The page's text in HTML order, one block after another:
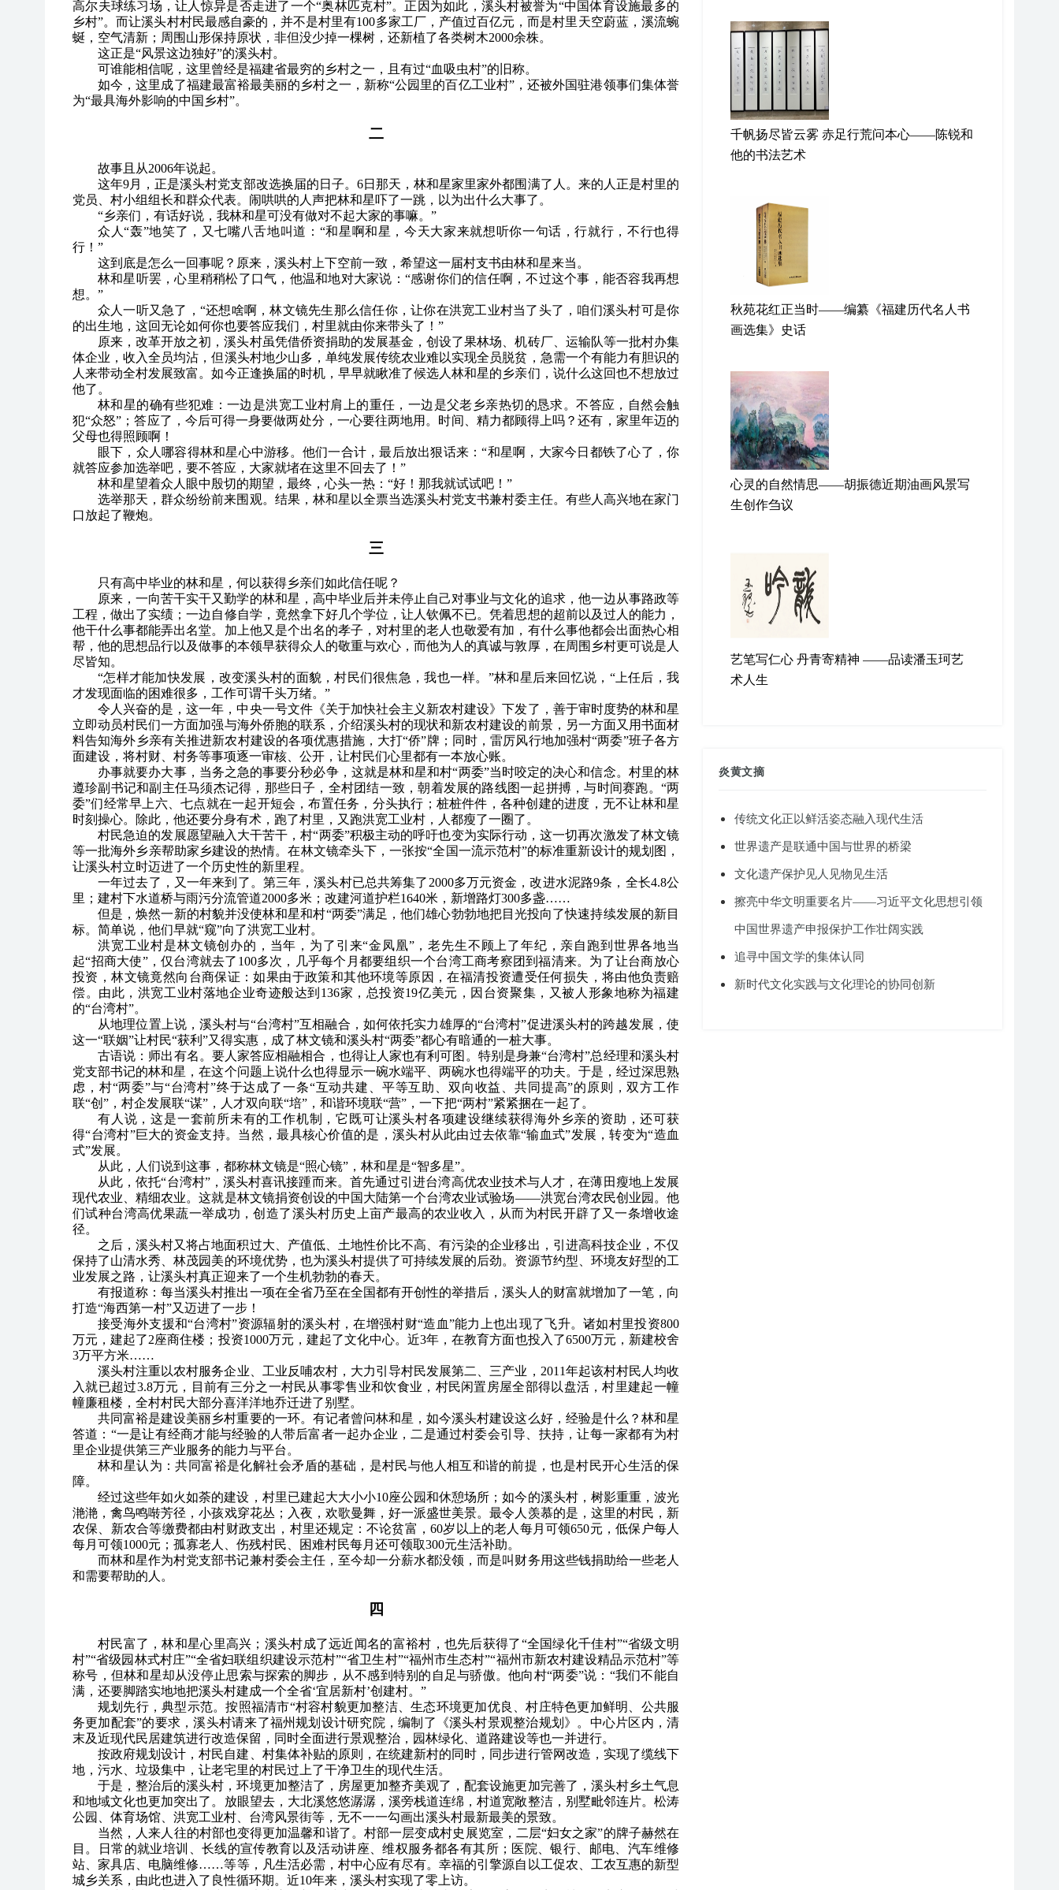
高尔夫球练习场，让人惊异是否走进了一个“奥林匹克村”。正因为如此，溪头村被誉为“中国体育设施最多的
乡村”。而让溪头村村民最感自豪的，并不是村里有100多家工厂，产值过百亿元，而是村里天空蔚蓝，溪流蜿
蜒，空气清新；周围山形保持原状，非但没少掉一棵树，还新植了各类树木2000余株。
这正是“风景这边独好”的溪头村。
可谁能相信呢，这里曾经是福建省最穷的乡村之一，且有过“血吸虫村”的旧称。
如今，这里成了福建最富裕最美丽的乡村之一，新称“公园里的百亿工业村”，还被外国驻港领事们集体誉
为“最具海外影响的中国乡村”。
二
故事且从2006年说起。
这年9月，正是溪头村党支部改选换届的日子。6日那天，林和星家里家外都围满了人。来的人正是村里的
党员、村小组组长和群众代表。闹哄哄的人声把林和星吓了一跳，以为出什么大事了。
“乡亲们，有话好说，我林和星可没有做对不起大家的事嘛。”
众人“轰”地笑了，又七嘴八舌地叫道：“和星啊和星，今天大家来就想听你一句话，行就行，不行也得
行！”
这到底是怎么一回事呢？原来，溪头村上下空前一致，希望这一届村支书由林和星来当。
林和星听罢，心里稍稍松了口气，他温和地对大家说：“感谢你们的信任啊，不过这个事，能否容我再想
想。”
众人一听又急了，“还想啥啊，林文镜先生那么信任你，让你在洪宽工业村当了头了，咱们溪头村可是你
的出生地，这回无论如何你也要答应我们，村里就由你来带头了！”
原来，改革开放之初，溪头村虽凭借侨资捐助的发展基金，创设了果林场、机砖厂、运输队等一批村办集
体企业，收入全员均沾，但溪头村地少山多，单纯发展传统农业难以实现全员脱贫，急需一个有能力有胆识的
人来带动全村发展致富。如今正逢换届的时机，早早就瞅准了候选人林和星的乡亲们，说什么这回也不想放过
他了。
林和星的确有些犯难：一边是洪宽工业村肩上的重任，一边是父老乡亲热切的恳求。不答应，自然会触
犯“众怒”；答应了，今后可得一身要做两处分，一心要往两地用。时间、精力都顾得上吗？还有，家里年迈的
父母也得照顾啊！
眼下，众人哪容得林和星心中游移。他们一合计，最后放出狠话来：“和星啊，大家今日都铁了心了，你
就答应参加选举吧，要不答应，大家就堵在这里不回去了！”
林和星望着众人眼中殷切的期望，最终，心头一热：“好！那我就试试吧！”
选举那天，群众纷纷前来围观。结果，林和星以全票当选溪头村党支书兼村委主任。有些人高兴地在家门
口放起了鞭炮。
三
只有高中毕业的林和星，何以获得乡亲们如此信任呢？
原来，一向苦干实干又勤学的林和星，高中毕业后并未停止自己对事业与文化的追求，他一边从事路政等
工程，做出了实绩；一边自修自学，竟然拿下好几个学位，让人钦佩不已。凭着思想的超前以及过人的能力，
他干什么事都能弄出名堂。加上他又是个出名的孝子，对村里的老人也敬爱有加，有什么事他都会出面热心相
帮，他的思想品行以及做事的本领早获得众人的敬重与欢心，而他为人的真诚与敦厚，在周围乡村更可说是人
尽皆知。
“怎样才能加快发展，改变溪头村的面貌，村民们很焦急，我也一样。”林和星后来回忆说，“上任后，我
才发现面临的困难很多，工作可谓千头万绪。”
令人兴奋的是，这一年，中央一号文件《关于加快社会主义新农村建设》下发了，善于审时度势的林和星
立即动员村民们一方面加强与海外侨胞的联系，介绍溪头村的现状和新农村建设的前景，另一方面又用书面材
料告知海外乡亲有关推进新农村建设的各项优惠措施，大打“侨”牌；同时，雷厉风行地加强村“两委”班子各方
面建设，将村财、村务等事项逐一审核、公开，让村民们心里都有一本放心账。
办事就要办大事，当务之急的事要分秒必争，这就是林和星和村“两委”当时咬定的决心和信念。村里的林
遵珍副书记和副主任马须杰记得，那些日子，全村团结一致，朝着发展的路线图一起拼搏，与时间赛跑。“两
委”们经常早上六、七点就在一起开短会，布置任务，分头执行；桩桩件件，各种创建的进度，无不让林和星
时刻操心。除此，他还要分身有术，跑了村里，又跑洪宽工业村，人都瘦了一圈了。
村民急迫的发展愿望融入大干苦干，村“两委”积极主动的呼吁也变为实际行动，这一切再次激发了林文镜
等一批海外乡亲帮助家乡建设的热情。在林文镜牵头下，一张按“全国一流示范村”的标准重新设计的规划图，
让溪头村立时迈进了一个历史性的新里程。
一年过去了，又一年来到了。第三年，溪头村已总共筹集了2000多万元资金，改进水泥路9条，全长4.8公
里；建村下水道桥与雨污分流管道2000多米；改建河道护栏1640米，新增路灯300多盏……
但是，焕然一新的村貌并没使林和星和村“两委”满足，他们雄心勃勃地把目光投向了快速持续发展的新目
标。简单说，他们早就“窥”向了洪宽工业村。
洪宽工业村是林文镜创办的，当年，为了引来“金凤凰”，老先生不顾上了年纪，亲自跑到世界各地当
起“招商大使”，仅台湾就去了100多次，几乎每个月都要组织一个台湾工商考察团到福清来。为了让台商放心
投资，林文镜竟然向台商保证：如果由于政策和其他环境等原因，在福清投资遭受任何损失，将由他负责赔
偿。由此，洪宽工业村落地企业奇迹般达到136家，总投资19亿美元，因台资聚集，又被人形象地称为福建
的“台湾村”。
从地理位置上说，溪头村与“台湾村”互相融合，如何依托实力雄厚的“台湾村”促进溪头村的跨越发展，使
这一“联姻”让村民“获利”又得实惠，成了林文镜和溪头村“两委”都心有暗通的一桩大事。
古语说：师出有名。要人家答应相融相合，也得让人家也有利可图。特别是身兼“台湾村”总经理和溪头村
党支部书记的林和星，在这个问题上说什么也得显示一碗水端平、两碗水也得端平的功夫。于是，经过深思熟
虑，村“两委”与“台湾村”终于达成了一条“互动共建、平等互助、双向收益、共同提高”的原则，双方工作
联“创”，村企发展联“谋”，人才双向联“培”，和谐环境联“营”，一下把“两村”紧紧捆在一起了。
有人说，这是一套前所未有的工作机制，它既可让溪头村各项建设继续获得海外乡亲的资助，还可获
得“台湾村”巨大的资金支持。当然，最具核心价值的是，溪头村从此由过去依靠“输血式”发展，转变为“造血
式”发展。
从此，人们说到这事，都称林文镜是“照心镜”，林和星是“智多星”。
从此，依托“台湾村”，溪头村喜讯接踵而来。首先通过引进台湾高优农业技术与人才，在薄田瘦地上发展
现代农业、精细农业。这就是林文镜捐资创设的中国大陆第一个台湾农业试验场——洪宽台湾农民创业园。他
们试种台湾高优果蔬一举成功，创造了溪头村历史上亩产最高的农业收入，从而为村民开辟了又一条增收途
径。
之后，溪头村又将占地面积过大、产值低、土地性价比不高、有污染的企业移出，引进高科技企业，不仅
保持了山清水秀、林茂园美的环境优势，也为溪头村提供了可持续发展的后劲。资源节约型、环境友好型的工
业发展之路，让溪头村真正迎来了一个生机勃勃的春天。
有报道称：每当溪头村推出一项在全省乃至在全国都有开创性的举措后，溪头人的财富就增加了一笔，向
打造“海西第一村”又迈进了一步！
接受海外支援和“台湾村”资源辐射的溪头村，在增强村财“造血”能力上也出现了飞升。诸如村里投资800
万元，建起了2座商住楼；投资1000万元，建起了文化中心。近3年，在教育方面也投入了6500万元，新建校舍
3万平方米……
溪头村注重以农村服务企业、工业反哺农村，大力引导村民发展第二、三产业，2011年起该村村民人均收
入就已超过3.8万元，目前有三分之一村民从事零售业和饮食业，村民闲置房屋全部得以盘活，村里建起一幢
幢廉租楼，全村村民大部分喜洋洋地乔迁进了别墅。
共同富裕是建设美丽乡村重要的一环。有记者曾问林和星，如今溪头村建设这么好，经验是什么？林和星
答道：“一是让有经商才能与经验的人带后富者一起办企业，二是通过村委会引导、扶持，让每一家都有为村
里企业提供第三产业服务的能力与平台。
林和星认为：共同富裕是化解社会矛盾的基础，是村民与他人相互和谐的前提，也是村民开心生活的保
障。
经过这些年如火如荼的建设，村里已建起大大小小10座公园和休憩场所；如今的溪头村，树影重重，波光
滟滟，禽鸟鸣啭芳径，小孩戏穿花丛；入夜，欢歌曼舞，好一派盛世美景。最令人羡慕的是，这里的村民，新
农保、新农合等缴费都由村财政支出，村里还规定：不论贫富，60岁以上的老人每月可领650元，低保户每人
每月可领1000元；孤寡老人、伤残村民、困难村民每月还可领取300元生活补助。
而林和星作为村党支部书记兼村委会主任，至今却一分薪水都没领，而是叫财务用这些钱捐助给一些老人
和需要帮助的人。
四
村民富了，林和星心里高兴；溪头村成了远近闻名的富裕村，也先后获得了“全国绿化千佳村”“省级文明
村”“省级园林式村庄”“全省妇联组织建设示范村”“省卫生村”“福州市生态村”“福州市新农村建设精品示范村”等
称号，但林和星却从没停止思索与探索的脚步，从不感到特别的自足与骄傲。他向村“两委”说：“我们不能自
满，还要脚踏实地地把溪头村建成一个全省‘宜居新村’创建村。”
规划先行，典型示范。按照福清市“村容村貌更加整洁、生态环境更加优良、村庄特色更加鲜明、公共服
务更加配套”的要求，溪头村请来了福州规划设计研究院，编制了《溪头村景观整治规划》。中心片区内，清
末及近现代民居建筑进行改造保留，同时全面进行景观整治，园林绿化、道路建设等也一并进行。
按政府规划设计，村民自建、村集体补贴的原则，在统建新村的同时，同步进行管网改造，实现了缆线下
地，污水、垃圾集中，让老宅里的村民过上了干净卫生的现代生活。
于是，整治后的溪头村，环境更加整洁了，房屋更加整齐美观了，配套设施更加完善了，溪头村乡土气息
和地域文化也更加突出了。放眼望去，大北溪悠悠潺潺，溪旁栈道连绵，村道宽敞整洁，别墅毗邻连片。松涛
公园、体育场馆、洪宽工业村、台湾风景街等，无不一一勾画出溪头村最新最美的景致。
当然，人来人往的村部也变得更加温馨和谐了。村部一层变成村史展览室，二层“妇女之家”的牌子赫然在
目。日常的就业培训、长线的宣传教育以及活动讲座、维权服务都各有其所；医院、银行、邮电、汽车维修
站、家具店、电脑维修……等等，凡生活必需，村中心应有尽有。幸福的引擎源自以工促农、工农互惠的新型
城乡关系，由此也进入了良性循环期。近10年来，溪头村实现了零上访。
千帆扬尽皆云雾 赤足行荒问本心——陈锐和
他的书法艺术
秋苑花红正当时——编纂《福建历代名人书
画选集》史话
心灵的自然情思——胡振德近期油画风景写
生创作刍议
艺笔写仁心 丹青寄精神 ——品读潘玉珂艺
术人生
炎黄文摘
传统文化正以鲜活姿态融入现代生活
世界遗产是联通中国与世界的桥梁
文化遗产保护见人见物见生活
擦亮中华文明重要名片——习近平文化思想引领
中国世界遗产申报保护工作壮阔实践
追寻中国文学的集体认同
新时代文化实践与文化理论的协同创新